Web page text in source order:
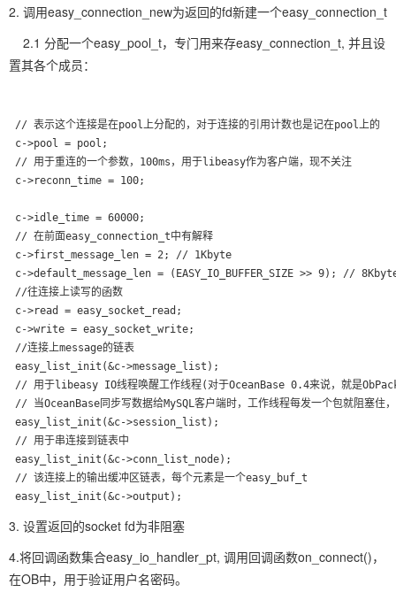
2. 调用easy_connection_new为返回的fd新建一个easy_connection_t
2.1 分配一个easy_pool_t，专门用来存easy_connection_t, 并且设
置其各个成员：
// 表示这个连接是在pool上分配的，对于连接的引用计数也是记在pool上的
c->pool = pool;
// 用于重连的一个参数，100ms，用于libeasy作为客户端，现不关注
c->reconn_time = 100;
c->idle_time = 60000;
// 在前面easy_connection_t中有解释
c->first_message_len = 2; // 1Kbyte
c->default_message_len = (EASY_IO_BUFFER_SIZE >> 9); //
//往连接上读写的函数
c->read = easy_socket_read;
c->write = easy_socket_write;
//连接上message的链表
easy_list_init(&c->message_list);
// 用于libeasy IO线程唤醒工作线程(对于OceanBase 0.4来说，就是
// 当OceanBase同步写数据给MySQL客户端时，工作线程每发一个包就阻塞
easy_list_init(&c->session_list);
// 用于串连接到链表中
easy_list_init(&c->conn_list_node);
// 该连接上的输出缓冲区链表，每个元素是一个easy_buf_t
3. 设置返回的socket fd为非阻塞
4.将回调函数集合easy_io_handler_pt, 调用回调函数on_connect()，
在OB中，用于验证用户名密码。